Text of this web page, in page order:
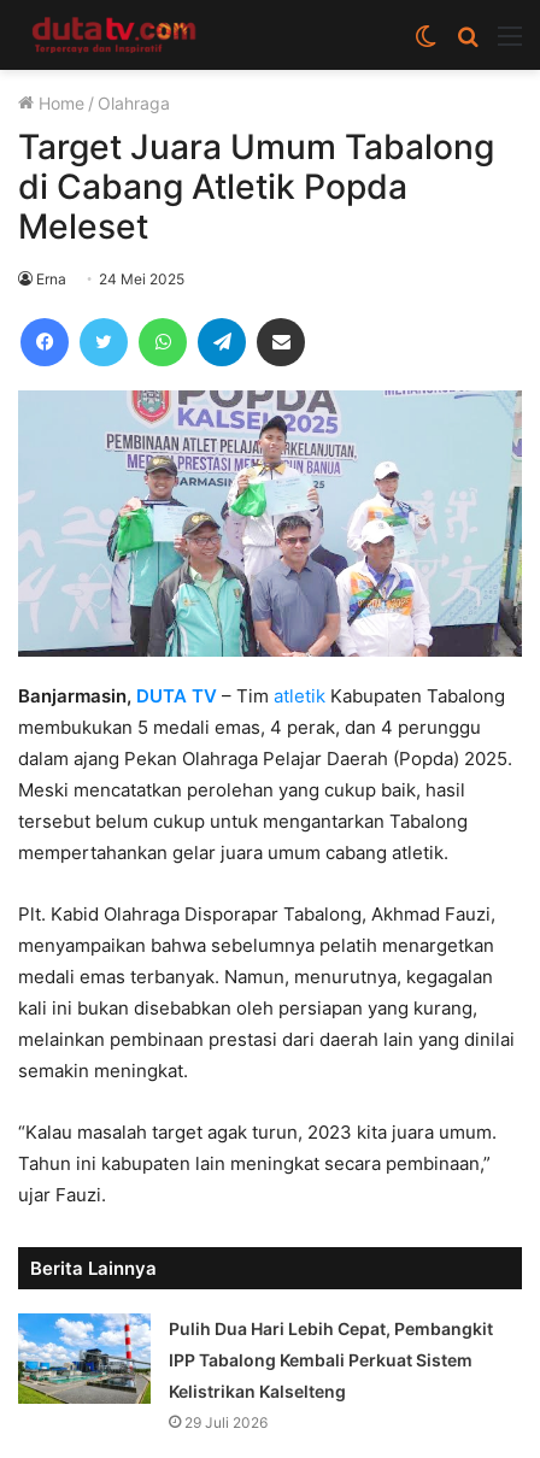
Cari
berita
Switch
skin
Home / Olahraga
Target Juara Umum Tabalong
di Cabang Atletik Popda
Meleset
Erna 24 Mei 2025
FacebookTwitter WhatsAppTelegram
Banjarmasin, DUTA TV – Tim atletik Kabupaten Tabalong
membukukan 5 medali emas, 4 perak, dan 4 perunggu
dalam ajang Pekan Olahraga Pelajar Daerah (Popda) 2025.
Meski mencatatkan perolehan yang cukup baik, hasil
tersebut belum cukup untuk mengantarkan Tabalong
mempertahankan gelar juara umum cabang atletik.
Plt. Kabid Olahraga Disporapar Tabalong, Akhmad Fauzi,
menyampaikan bahwa sebelumnya pelatih menargetkan
medali emas terbanyak. Namun, menurutnya, kegagalan
kali ini bukan disebabkan oleh persiapan yang kurang,
melainkan pembinaan prestasi dari daerah lain yang dinilai
semakin meningkat.
“Kalau masalah target agak turun, 2023 kita juara umum.
Tahun ini kabupaten lain meningkat secara pembinaan,”
ujar Fauzi.
Berita Lainnya
Pulih Dua Hari Lebih Cepat, Pembangkit
IPP Tabalong Kembali Perkuat Sistem
Kelistrikan Kalselteng
29 Juli 2026